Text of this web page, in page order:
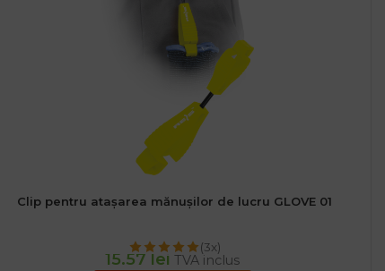
Clip pentru atașarea mănușilor de lucru GLOVE 01
(3x)
15.57 lei TVA inclus